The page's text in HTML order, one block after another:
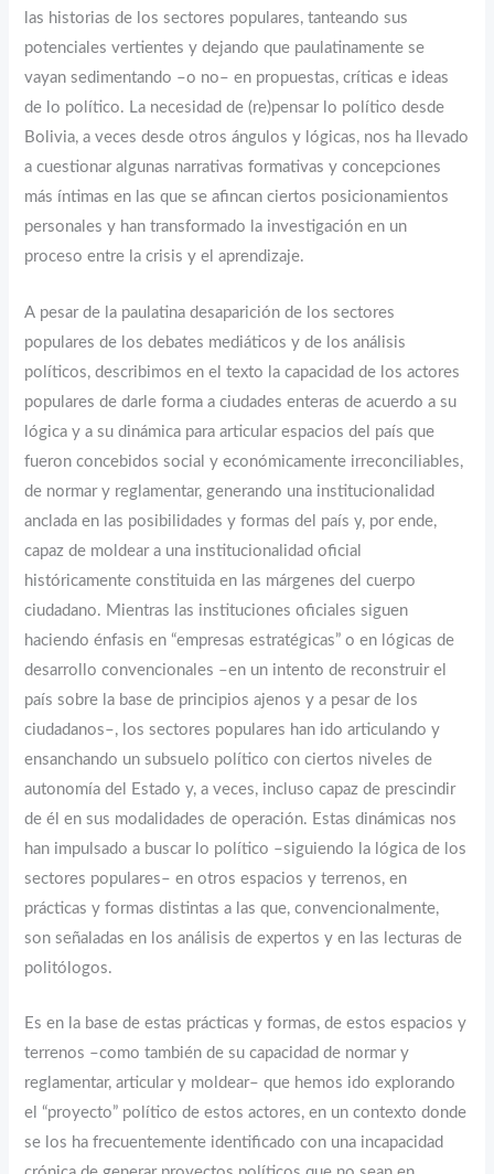
las historias de los sectores populares, tanteando sus
potenciales vertientes y dejando que paulatinamente se
vayan sedimentando –o no– en propuestas, críticas e ideas
de lo político. La necesidad de (re)pensar lo político desde
Bolivia, a veces desde otros ángulos y lógicas, nos ha llevado
a cuestionar algunas narrativas formativas y concepciones
más íntimas en las que se afincan ciertos posicionamientos
personales y han transformado la investigación en un
proceso entre la crisis y el aprendizaje.
A pesar de la paulatina desaparición de los sectores
populares de los debates mediáticos y de los análisis
políticos, describimos en el texto la capacidad de los actores
populares de darle forma a ciudades enteras de acuerdo a su
lógica y a su dinámica para articular espacios del país que
fueron concebidos social y económicamente irreconciliables,
de normar y reglamentar, generando una institucionalidad
anclada en las posibilidades y formas del país y, por ende,
capaz de moldear a una institucionalidad oficial
históricamente constituida en las márgenes del cuerpo
ciudadano. Mientras las instituciones oficiales siguen
haciendo énfasis en “empresas estratégicas” o en lógicas de
desarrollo convencionales –en un intento de reconstruir el
país sobre la base de principios ajenos y a pesar de los
ciudadanos–, los sectores populares han ido articulando y
ensanchando un subsuelo político con ciertos niveles de
autonomía del Estado y, a veces, incluso capaz de prescindir
de él en sus modalidades de operación. Estas dinámicas nos
han impulsado a buscar lo político –siguiendo la lógica de los
sectores populares– en otros espacios y terrenos, en
prácticas y formas distintas a las que, convencionalmente,
son señaladas en los análisis de expertos y en las lecturas de
politólogos.
Es en la base de estas prácticas y formas, de estos espacios y
terrenos –como también de su capacidad de normar y
reglamentar, articular y moldear– que hemos ido explorando
el “proyecto” político de estos actores, en un contexto donde
se los ha frecuentemente identificado con una incapacidad